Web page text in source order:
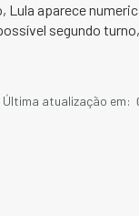
Lula aparece
segundo
atualização em: